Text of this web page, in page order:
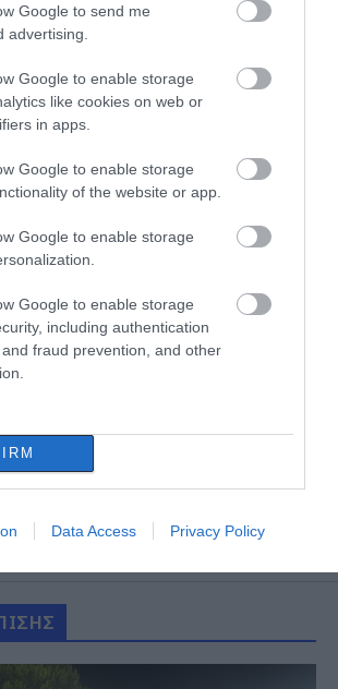
Google to send me
advertising.
Google to enable storage
like cookies on web or
in apps.
Google to enable storage
of the website or app.
Google to enable storage
Google to enable storage
including authentication
fraud prevention, and other
Data Access Privacy Policy